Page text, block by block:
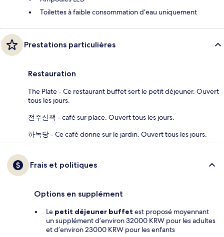
Toilettes à faible consommation d’eau uniquement
Prestations particulières
Restauration
The Plate - Ce restaurant buffet sert le petit déjeuner. Ouvert
tous les jours.
전주산책 - café sur place. Ouvert tous les jours.
하녹당 - Ce café donne sur le jardin. Ouvert tous les jours.
Frais et politiques
Options en supplément
Le petit déjeuner buffet est proposé moyennant
un supplément d’environ 32000 KRW pour les adultes
et d’environ 23000 KRW pour les enfants